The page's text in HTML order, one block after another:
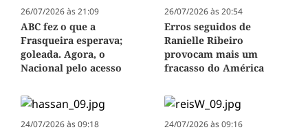
26/07/2026 às 21:09
ABC fez o que a
Frasqueira esperava;
goleada. Agora, o
Nacional pelo acesso
26/07/2026 às 20:54
Erros seguidos de
Ranielle Ribeiro
provocam mais um
fracasso do América
24/07/2026 às 09:18 24/07/2026 às 09:16